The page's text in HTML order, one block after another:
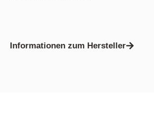
Informationen zum Hersteller